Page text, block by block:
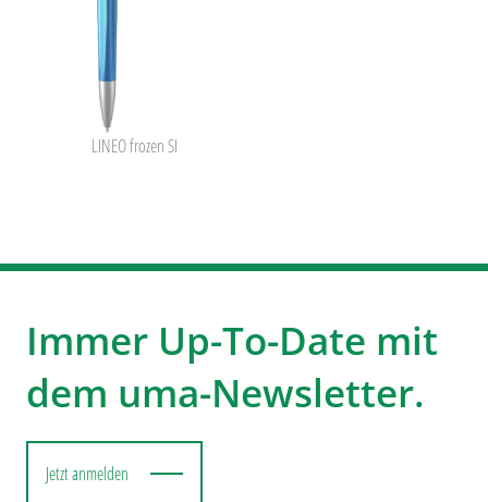
LINEO frozen SI
Immer Up-To-Date mit
dem uma-Newsletter.
Jetzt anmelden